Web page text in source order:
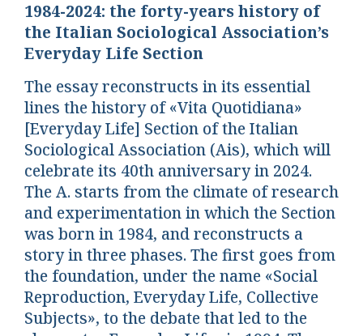
1984-2024: the forty-years history of
the Italian Sociological Association’s
Everyday Life Section
The essay reconstructs in its essential
lines the history of «Vita Quotidiana»
[Everyday Life] Section of the Italian
Sociological Association (Ais), which will
celebrate its 40th anniversary in 2024.
The A. starts from the climate of research
and experimentation in which the Section
was born in 1984, and reconstructs a
story in three phases. The first goes from
the foundation, under the name «Social
Reproduction, Everyday Life, Collective
Subjects», to the debate that led to the